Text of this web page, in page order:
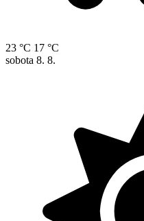
23 °C 17 °C
sobota 8. 8.